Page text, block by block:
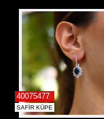
40075477
SAFİR KÜPE